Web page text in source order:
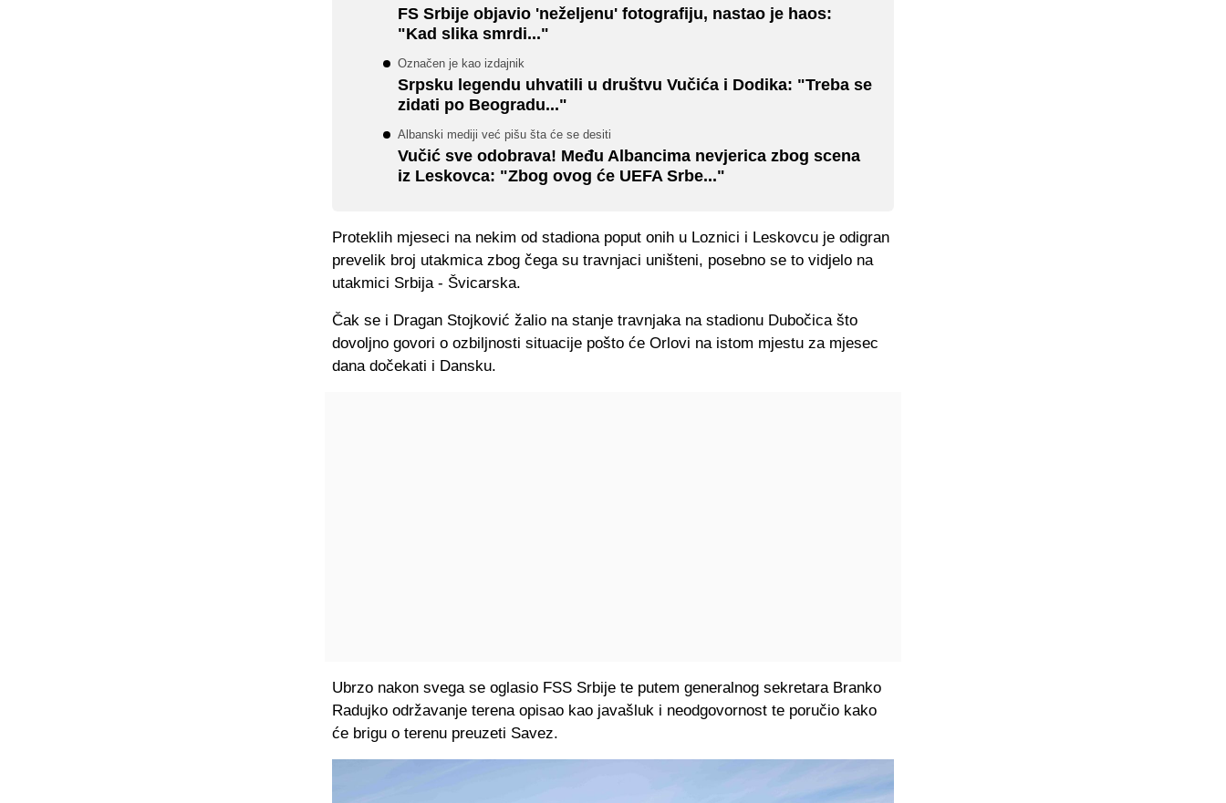
FS Srbije objavio 'neželjenu' fotografiju, nastao je haos:
"Kad slika smrdi..."
Označen je kao izdajnik
Srpsku legendu uhvatili u društvu Vučića i Dodika: "Treba se
zidati po Beogradu..."
Albanski mediji već pišu šta će se desiti
Vučić sve odobrava! Među Albancima nevjerica zbog scena
iz Leskovca: "Zbog ovog će UEFA Srbe..."
Proteklih mjeseci na nekim od stadiona poput onih u Loznici i Leskovcu je odigran
prevelik broj utakmica zbog čega su travnjaci uništeni, posebno se to vidjelo na
utakmici Srbija - Švicarska.
Čak se i Dragan Stojković žalio na stanje travnjaka na stadionu Dubočica što
dovoljno govori o ozbiljnosti situacije pošto će Orlovi na istom mjestu za mjesec
dana dočekati i Dansku.
Ubrzo nakon svega se oglasio FSS Srbije te putem generalnog sekretara Branko
Radujko održavanje terena opisao kao javašluk i neodgovornost te poručio kako
će brigu o terenu preuzeti Savez.